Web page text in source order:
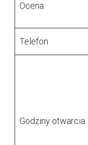
Ocena
Telefon
Godziny otwarcia